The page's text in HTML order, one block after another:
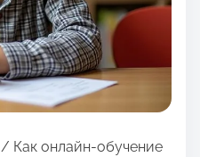
/ Как онлайн-обучение